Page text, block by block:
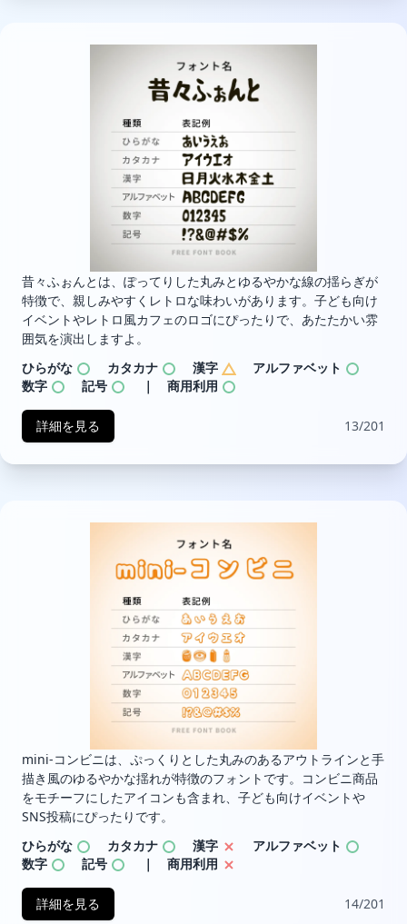
昔々ふぉんとは、ぽってりした丸みとゆるやかな線の揺らぎが
特徴で、親しみやすくレトロな味わいがあります。子ども向け
イベントやレトロ風カフェのロゴにぴったりで、あたたかい雰
囲気を演出しますよ。
ひらがな
カタカナ 漢字
アルファベット
数字
記号 ｜ 商用利用
詳細を見る 13/201
mini-コンビニは、ぷっくりとした丸みのあるアウトラインと手
描き風のゆるやかな揺れが特徴のフォントです。コンビニ商品
をモチーフにしたアイコンも含まれ、子ども向けイベントや
SNS投稿にぴったりです。
ひらがな
カタカナ 漢字
アルファベット
数字
記号 ｜ 商用利用
詳細を見る 14/201